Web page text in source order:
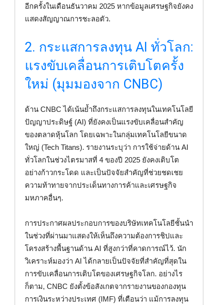
อีกครั้งในเดือนธันวาคม 2025 หากข้อมูลเศรษฐกิจยังคง
แสดงสัญญาณการชะลอตัว.
2. กระแสการลงทุน AI ทั่วโลก:
แรงขับเคลื่อนการเติบโตครั้ง
ใหม่ (มุมมองจาก CNBC)
ด้าน CNBC ได้เน้นย้ำถึงกระแสการลงทุนในเทคโนโลยี
ปัญญาประดิษฐ์ (AI) ที่ยังคงเป็นแรงขับเคลื่อนสำคัญ
ของตลาดหุ้นโลก โดยเฉพาะในกลุ่มเทคโนโลยีขนาด
ใหญ่ (Tech Titans). รายงานระบุว่า การใช้จ่ายด้าน AI
ทั่วโลกในช่วงไตรมาสที่ 4 ของปี 2025 ยังคงเติบโต
อย่างก้าวกระโดด และเป็นปัจจัยสำคัญที่ช่วยชดเชย
ความท้าทายจากประเด็นทางการค้าและเศรษฐกิจ
มหภาคอื่นๆ.
การประกาศผลประกอบการของบริษัทเทคโนโลยีชั้นนำ
ในช่วงที่ผ่านมาแสดงให้เห็นถึงความต้องการชิปและ
โครงสร้างพื้นฐานด้าน AI ที่สูงกว่าที่คาดการณ์ไว้. นัก
วิเคราะห์มองว่า AI ได้กลายเป็นปัจจัยที่สำคัญที่สุดใน
การขับเคลื่อนการเติบโตของเศรษฐกิจโลก. อย่างไร
ก็ตาม, CNBC ยังตั้งข้อสังเกตจากรายงานของกองทุน
การเงินระหว่างประเทศ (IMF) ที่เตือนว่า แม้การลงทุน